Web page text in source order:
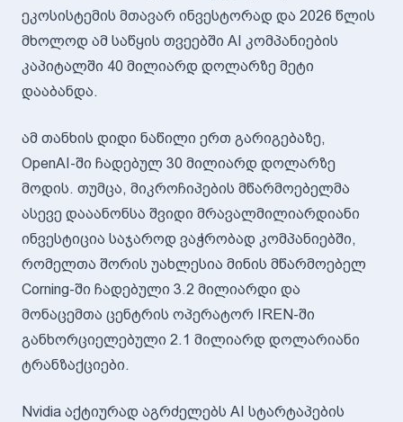
ეკოსისტემის მთავარ ინვესტორად და 2026 წლის
მხოლოდ ამ საწყის თვეებში AI კომპანიების
კაპიტალში 40 მილიარდ დოლარზე მეტი
დააბანდა.
ამ თანხის დიდი ნაწილი ერთ გარიგებაზე,
OpenAI-ში ჩადებულ 30 მილიარდ დოლარზე
მოდის. თუმცა, მიკროჩიპების მწარმოებელმა
ასევე დააანონსა შვიდი მრავალმილიარდიანი
ინვესტიცია საჯაროდ ვაჭრობად კომპანიებში,
რომელთა შორის უახლესია მინის მწარმოებელ
Corning-ში ჩადებული 3.2 მილიარდი და
მონაცემთა ცენტრის ოპერატორ IREN-ში
განხორციელებული 2.1 მილიარდ დოლარიანი
ტრანზაქციები.
Nvidia აქტიურად აგრძელებს AI სტარტაპების